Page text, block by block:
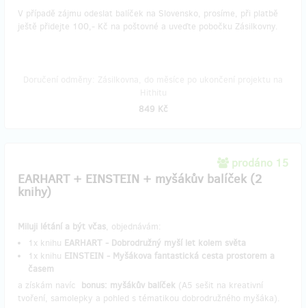
V případě zájmu odeslat balíček na Slovensko, prosíme, při platbě
ještě přidejte 100,- Kč na poštovné a uveďte pobočku Zásilkovny.
849 Kč
prodáno 15
EARHART + EINSTEIN + myšákův balíček (2
knihy)
Miluji létání a být včas, objednávám:
1x knihu EARHART - Dobrodružný myší let kolem světa
1x knihu EINSTEIN - Myšákova fantastická cesta prostorem a
časem
a získám navíc bonus: myšákův balíček (A5 sešit na kreativní
tvoření, samolepky a pohled s tématikou dobrodružného myšáka).